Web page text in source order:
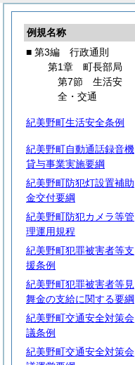
例規名称
■ 第3編 行政通則
第1章 町長部局
第7節 生活安
全・交通
紀美野町生活安全条例
紀美野町自動通話録音機
貸与事業実施要綱
紀美野町防犯灯設置補助
金交付要綱
紀美野町防犯カメラ等管
理運用規程
紀美野町犯罪被害者等支
援条例
紀美野町犯罪被害者等見
舞金の支給に関する要綱
紀美野町交通安全対策会
議条例
紀美野町交通安全対策会